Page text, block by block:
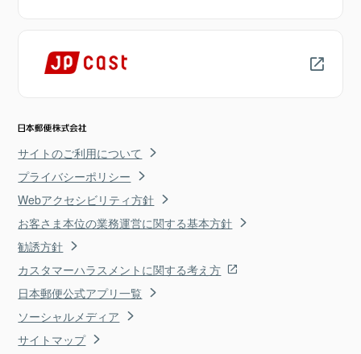
サイトのご利用について
プライバシーポリシー
Webアクセシビリティ方針
お客さま本位の業務運営に関する基本方針
勧誘方針
カスタマーハラスメントに関する考え方
日本郵便公式アプリ一覧
ソーシャルメディア
サイトマップ